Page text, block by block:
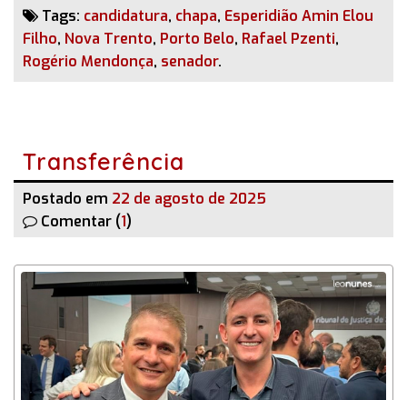
Tags: candidatura, chapa, Esperidião Amin Elou
Filho, Nova Trento, Porto Belo, Rafael Pzenti,
Rogério Mendonça, senador.
Transferência
Postado em 22 de agosto de 2025
Comentar (1)